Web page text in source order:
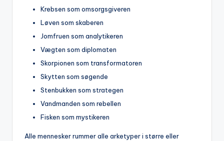
Krebsen som omsorgsgiveren
Løven som skaberen
Jomfruen som analytikeren
Vægten som diplomaten
Skorpionen som transformatoren
Skytten som søgende
Stenbukken som strategen
Vandmanden som rebellen
Fisken som mystikeren
Alle mennesker rummer alle arketyper i større eller